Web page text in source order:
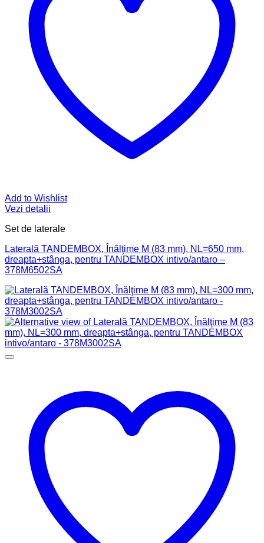
Add to Wishlist
Vezi detalii
Set de laterale
Laterală TANDEMBOX, Înălţime M (83 mm), NL=650 mm,
dreapta+stânga, pentru TANDEMBOX intivo/antaro –
378M6502SA